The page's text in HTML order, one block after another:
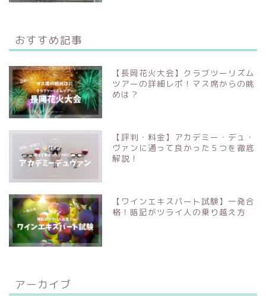
おすすめ記事
【長岡花火大会】クラブツーリズム
ツアーの詳細レポ！マス席からの眺
めは？
【評判・料金】アカデミー・デュ・
ヴァンに通って良かった５つを徹底
解説！
【ワインエキスパート試験】一発合
格！暗記がツライ人の乗り越え方
アーカイブ